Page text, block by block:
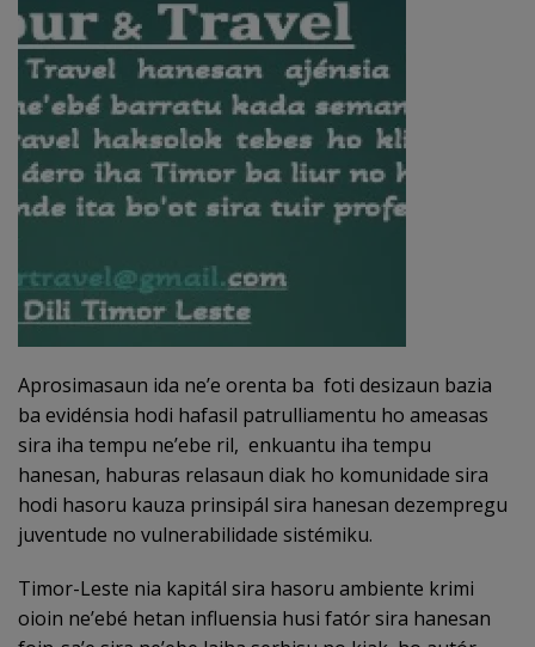
Aprosimasaun ida ne’e orenta ba foti desizaun bazia
ba evidénsia hodi hafasil patrulliamentu ho ameasas
sira iha tempu ne’ebe ril, enkuantu iha tempu
hanesan, haburas relasaun diak ho komunidade sira
hodi hasoru kauza prinsipál sira hanesan dezempregu
juventude no vulnerabilidade sistémiku.
Timor-Leste nia kapitál sira hasoru ambiente krimi
oioin ne’ebé hetan influensia husi fatór sira hanesan